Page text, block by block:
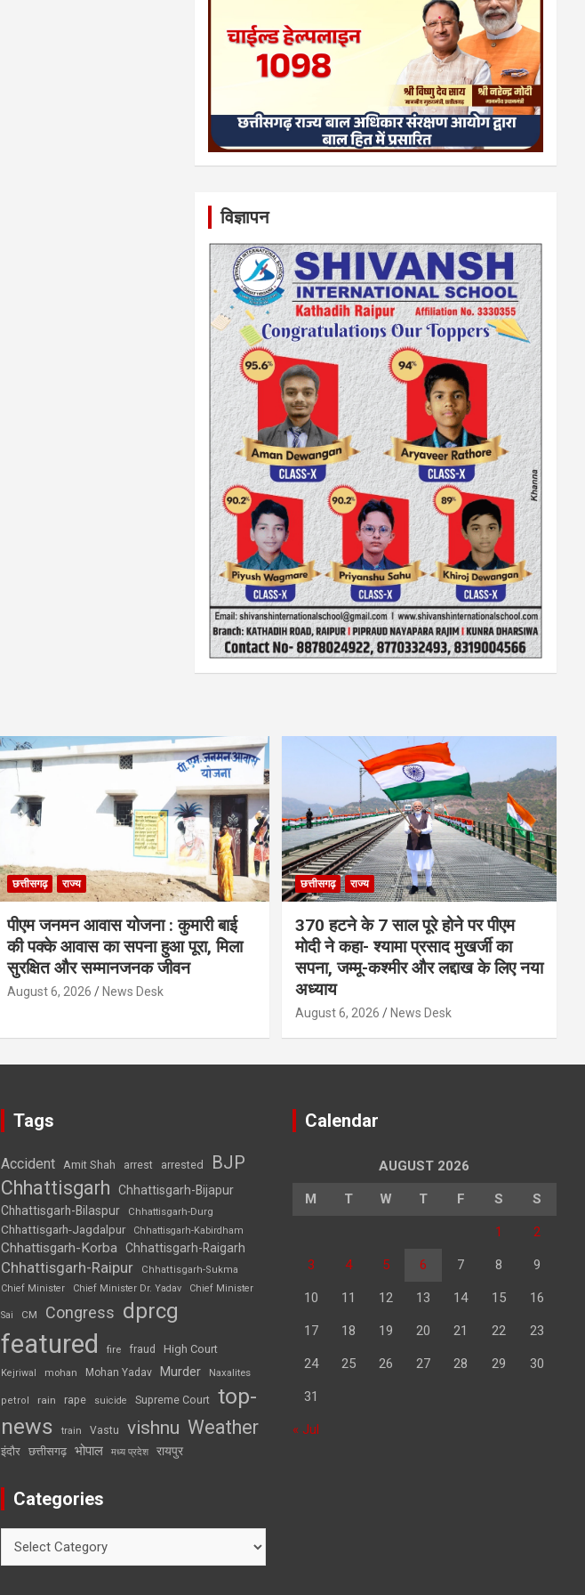
विज्ञापन
छत्तीसगढ़ राज्य
पीएम जनमन आवास योजना : कुमारी बाई
की पक्के आवास का सपना हुआ पूरा, मिला
सुरक्षित और सम्मानजनक जीवन
August 6, 2026 News Desk
छत्तीसगढ़ राज्य
370 हटने के 7 साल पूरे होने पर पीएम
मोदी ने कहा- श्यामा प्रसाद मुखर्जी का
सपना, जम्मू-कश्मीर और लद्दाख के लिए नया
अध्याय
August 6, 2026 News Desk
Tags
Accident Amit Shah arrest arrested BJP
Chhattisgarh
Chhattisgarh-Bijapur
Chhattisgarh-Bilaspur
Chhattisgarh-Durg
Chhattisgarh-Jagdalpur Chhattisgarh-Kabirdham
Chhattisgarh-Korba Chhattisgarh-Raigarh
Chhattisgarh-Raipur
Chhattisgarh-Sukma
Chief Minister
Chief Minister Dr. Yadav Chief Minister
Sai CM Congress dprcg
featured fire fraud High Court
Kejriwal mohan Mohan Yadav Murder Naxalites
petrol rain rape suicide Supreme Court top-
news
train Vastu vishnu Weather
इंदौर छत्तीसगढ़ भोपाल मध्य प्रदेश रायपुर
Categories
Calendar
AUGUST 2026
M T W T F S S
1 2
3 4 5 6 7 8 9
10 11 12 13 14 15 16
17 18 19 20 21 22 23
24 25 26 27 28 29 30
31
« Jul